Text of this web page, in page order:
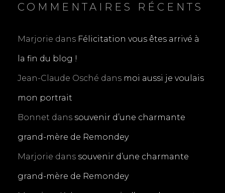
COMMENTAIRES RÉCENTS
Marjorie dans Félicitation vous êtes arrivé à
la fin du blog !
Jean-Claude Osché dans moi aussi je voulais
mon portrait
Bonnet dans souvenir d’une charmante
grand-mère de Remondey
Marjorie dans souvenir d’une charmante
grand-mère de Remondey